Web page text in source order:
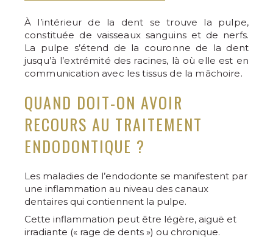
À l’intérieur de la dent se trouve la pulpe,
constituée de vaisseaux sanguins et de nerfs.
La pulpe s’étend de la couronne de la dent
jusqu’à l’extrémité des racines, là où elle est en
communication avec les tissus de la mâchoire.
QUAND DOIT-ON AVOIR
RECOURS AU TRAITEMENT
ENDODONTIQUE ?
Les maladies de l’endodonte se manifestent par
une inflammation au niveau des canaux
dentaires qui contiennent la pulpe.
Cette inflammation peut être légère, aiguë et
irradiante (« rage de dents ») ou chronique.